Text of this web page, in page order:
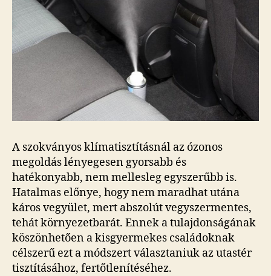
A szokványos klímatisztításnál az ózonos
megoldás lényegesen gyorsabb és
hatékonyabb, nem mellesleg egyszerűbb is.
Hatalmas előnye, hogy nem maradhat utána
káros vegyület, mert abszolút vegyszermentes,
tehát környezetbarát. Ennek a tulajdonságának
köszönhetően a kisgyermekes családoknak
célszerű ezt a módszert választaniuk az utastér
tisztításához, fertőtlenítéséhez.